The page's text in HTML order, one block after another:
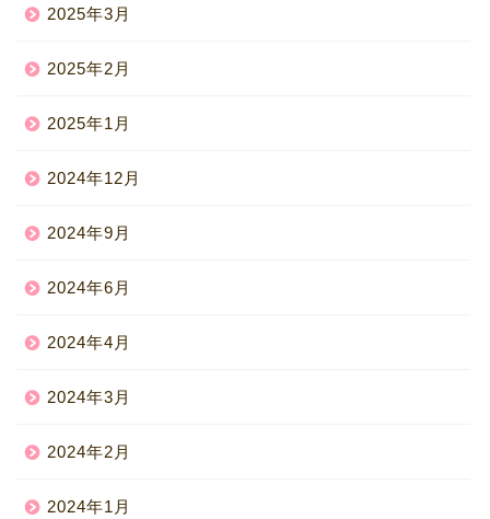
2025年3月
2025年2月
2025年1月
2024年12月
2024年9月
2024年6月
2024年4月
2024年3月
2024年2月
2024年1月